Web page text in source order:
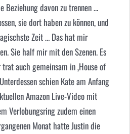
Beziehung davon zu trennen …
sie dort haben zu können, und
Zeit … Das hat mir
Sie half mir mit den Szenen. Es
auch gemeinsam in ‚House of
schien Kate am Anfang
Amazon Live-Video mit
Verlobungsring zudem einen
Monat hatte Justin die